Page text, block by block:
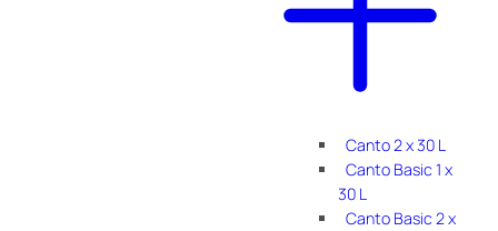
Canto 2 x 30 L
Canto Basic 1 x
30 L
Canto Basic 2 x